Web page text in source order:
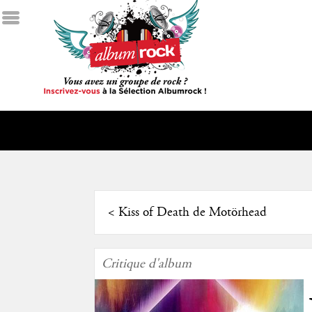
< Kiss of Death de Motörhead
Critique d'album